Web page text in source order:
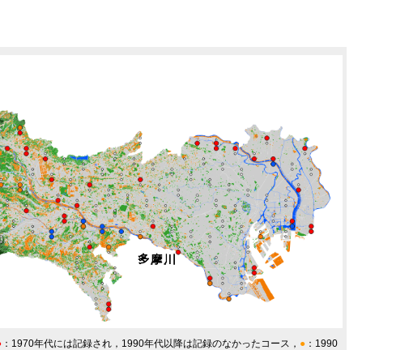
：1970年代には記録され，1990年代以降は記録のなかったコース， ● ：1990